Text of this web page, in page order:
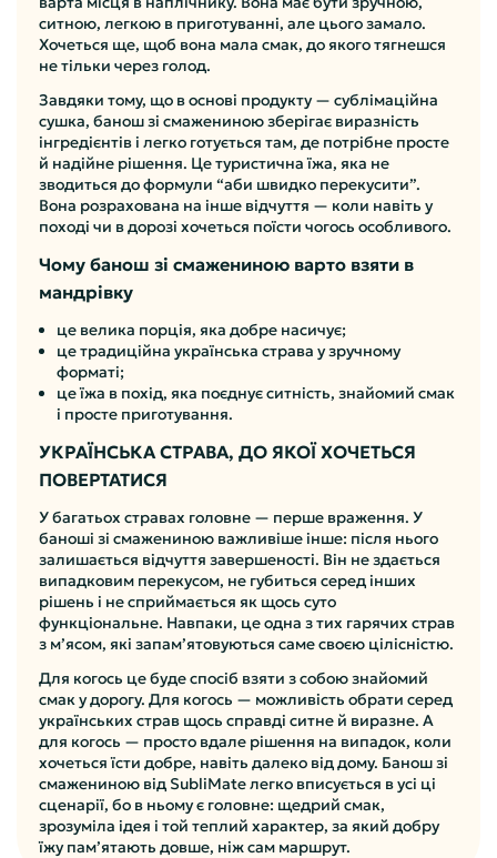
ситною, легкою в приготуванні, але цього замало.
Хочеться ще, щоб вона мала смак, до якого тягнешся
не тільки через голод.
Завдяки тому, що в основі продукту — сублімаційна
сушка, банош зі смажениною зберігає виразність
інгредієнтів і легко готується там, де потрібне просте
й надійне рішення. Це туристична їжа, яка не
зводиться до формули “аби швидко перекусити”.
Вона розрахована на інше відчуття — коли навіть у
поході чи в дорозі хочеться поїсти чогось особливого.
Чому банош зі смажениною варто взяти в
мандрівку
це велика порція, яка добре насичує;
це традиційна українська страва у зручному
форматі;
це їжа в похід, яка поєднує ситність, знайомий смак
і просте приготування.
УКРАЇНСЬКА СТРАВА, ДО ЯКОЇ ХОЧЕТЬСЯ
ПОВЕРТАТИСЯ
У багатьох стравах головне — перше враження. У
баноші зі смажениною важливіше інше: після нього
залишається відчуття завершеності. Він не здається
випадковим перекусом, не губиться серед інших
рішень і не сприймається як щось суто
функціональне. Навпаки, це одна з тих гарячих страв
з м’ясом, які запам’ятовуються саме своєю цілісністю.
Для когось це буде спосіб взяти з собою знайомий
смак у дорогу. Для когось — можливість обрати серед
українських страв щось справді ситне й виразне. А
для когось — просто вдале рішення на випадок, коли
хочеться їсти добре, навіть далеко від дому. Банош зі
смажениною від SubliMate легко вписується в усі ці
сценарії, бо в ньому є головне: щедрий смак,
зрозуміла ідея і той теплий характер, за який добру
їжу пам’ятають довше, ніж сам маршрут.